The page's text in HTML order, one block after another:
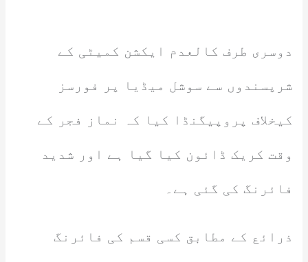
دوسری طرف کالعدم ایکشن کمیٹی کے
شرپسندوں سے سوشل میڈیا پر فورسز
کیخلاف پروپیگنڈا کیا کہ نماز فجر کے
وقت کریک ڈائون کیا گیا ہے اور شدید
فائرنگ کی گئی ہے۔
ذرائع کے مطابق کسی قسم کی فائرنگ